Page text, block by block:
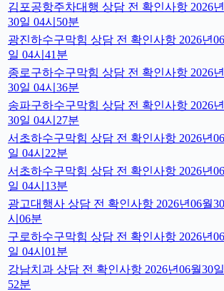
김포공항주차대행 상담 전 확인사항 2026
30일 04시50분
광진하수구막힘 상담 전 확인사항 2026년
일 04시41분
종로구하수구막힘 상담 전 확인사항 2026
30일 04시36분
송파구하수구막힘 상담 전 확인사항 2026
30일 04시27분
서초하수구막힘 상담 전 확인사항 2026년
일 04시22분
서초하수구막힘 상담 전 확인사항 2026년
일 04시13분
광고대행사 상담 전 확인사항 2026년06월
시06분
구로하수구막힘 상담 전 확인사항 2026년
일 04시01분
강남치과 상담 전 확인사항 2026년06월30일
52분